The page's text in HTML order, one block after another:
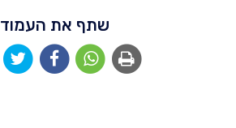
שתף את העמוד